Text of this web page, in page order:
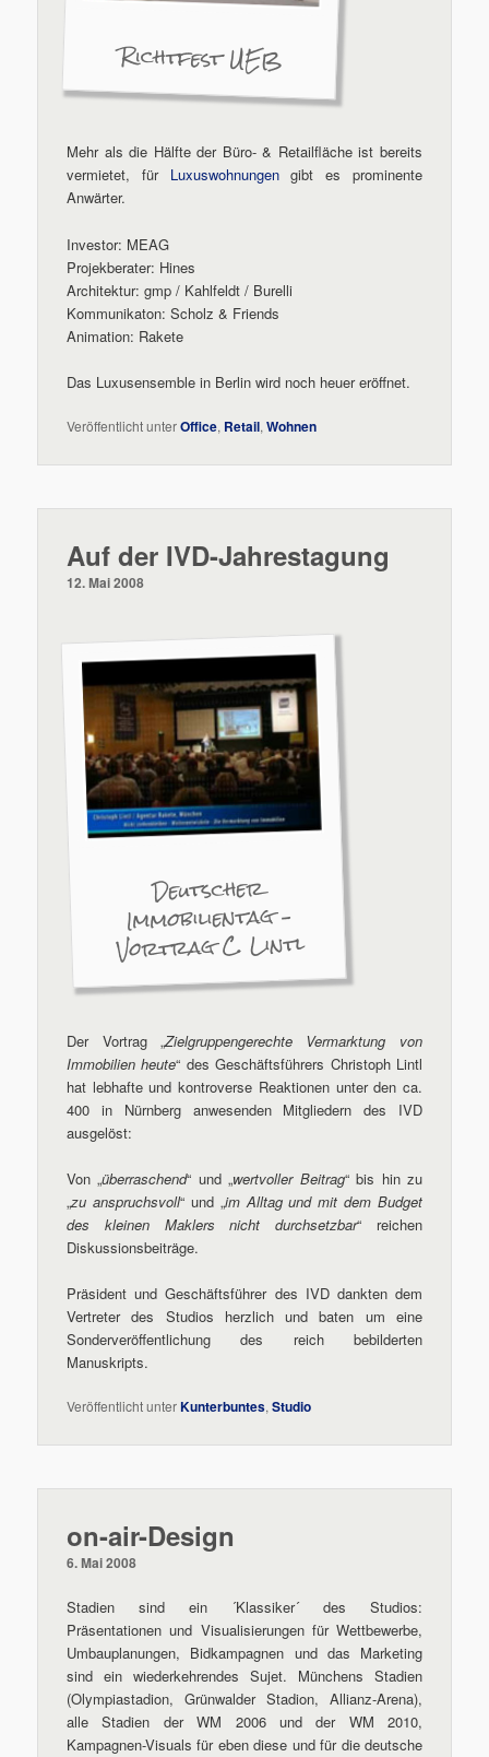
Richtfest UEB
Mehr als die Hälfte der Büro- & Retailfläche ist bereits
vermietet, für Luxuswohnungengibt es prominente
Anwärter.
Investor: MEAG
Projekberater: Hines
Architektur: gmp / Kahlfeldt / Burelli
Kommunikaton: Scholz & Friends
Animation: Rakete
Das Luxusensemble in Berlin wird noch heuer eröffnet.
Veröffentlicht unterOffice, Retail,Wohnen
Auf der IVD-Jahrestagung
12. Mai 2008
Deutscher
Immobilientag –
Vortrag C. Lintl
Der Vortrag „Zielgruppengerechte Vermarktung von
Immobilien heute“ des Geschäftsführers Christoph Lintl
hat lebhafte und kontroverse Reaktionen unter den ca.
400 in Nürnberg anwesenden Mitgliedern des IVD
ausgelöst:
Von „überraschend“ und „wertvoller Beitrag“ bis hin zu
„zu anspruchsvoll“ und „im Alltag und mit dem Budget
des kleinen Maklers nicht durchsetzbar“ reichen
Diskussionsbeiträge.
Präsident und Geschäftsführer des IVD dankten dem
Vertreter des Studios herzlich und baten um eine
Sonderveröffentlichung des reich bebilderten
Manuskripts.
Veröffentlicht unterKunterbuntes,Studio
on-air-Design
6. Mai 2008
Stadien sind ein ´Klassiker´ des Studios:
Präsentationen und Visualisierungen für Wettbewerbe,
Umbauplanungen, Bidkampagnen und das Marketing
sind ein wiederkehrendes Sujet. Münchens Stadien
(Olympiastadion, Grünwalder Stadion, Allianz-Arena),
alle Stadien der WM 2006 und der WM 2010,
Kampagnen-Visuals für eben diese und für die deutsche